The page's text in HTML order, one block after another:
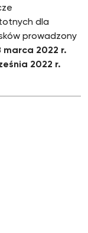
dla
prowadzony
marca 2022 r.
2022 r.